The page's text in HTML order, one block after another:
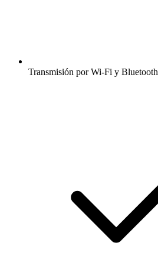
Transmisión por Wi-Fi y Bluetooth